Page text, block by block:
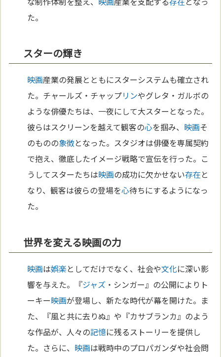
た。
スターの輝き
映画産業の発展とともにスターシステムも確立され
た。チャールズ・チャップリンやグレタ・ガルボの
ような俳優たちは、一夜にして大スターとなった。
彼らはスクリーンを越えて観客の心を掴み、 映画そ
のものの象徴となった。スタジオは俳優を専属契約
で抱え、徹底したイメージ戦略で宣伝を行った。こ
うしてスターたちは映画の成功に欠かせない存在と
なり、観客は彼らの登場を心待ちにするようになっ
た。
世界を変える映画の力
映画は娯楽としてだけでなく、社会や文化に深い影
響を与えた。『ジャズ ・シンガー』の公開によりト
ーキー映画が登場し、新たな時代が幕を開けた。ま
た、『風と共に去りぬ』や『カサブランカ』のよう
な作品が、人々の記憶に残るストーリーを提供し
た。さらに、 映画は戦時中のプロパガンダや社会問